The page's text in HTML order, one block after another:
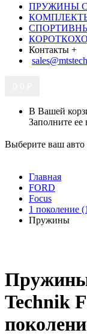
ПРУЖИНЫ
Контакты +
В Вашей
Заполните
Выберите ваш
Главная
FORD
Focus
1 поколение
Пружины
Пружины
Technik